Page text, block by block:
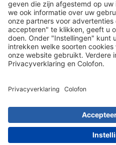
Social Media
030 203 01 41
Meest populaire artikelen